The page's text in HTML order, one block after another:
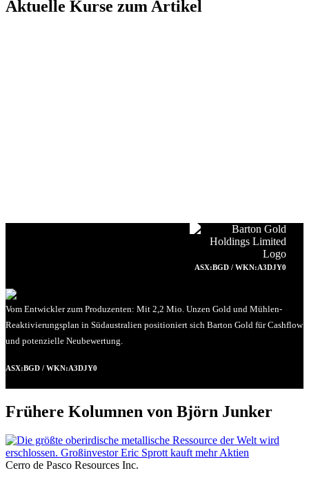
Aktuelle Kurse zum Artikel
ASX:BGD / WKN:A3DJY0
Vom Entwickler zum Produzenten: Mit 2,2 Mio. Unzen Gold und Mühlen-
Reaktivierungsplan in Südaustralien positioniert sich Barton Gold für Cashflow
und potenzielle Neubewertung.
ASX:BGD / WKN:A3DJY0
Frühere Kolumnen von Björn Junker
Cerro de Pasco Resources Inc.